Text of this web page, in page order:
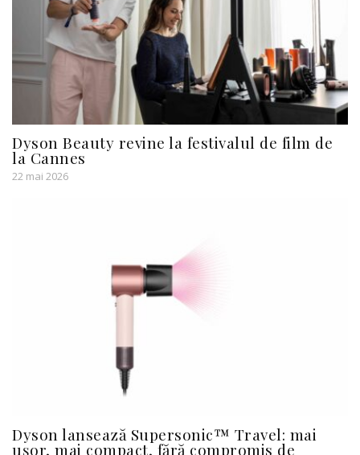
Dyson Beauty revine la festivalul de film de
la Cannes
22 mai 2026
Dyson lansează Supersonic™ Travel: mai
ușor, mai compact, fără compromis de